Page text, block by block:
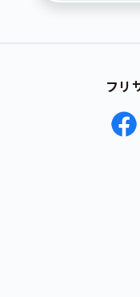
フリ